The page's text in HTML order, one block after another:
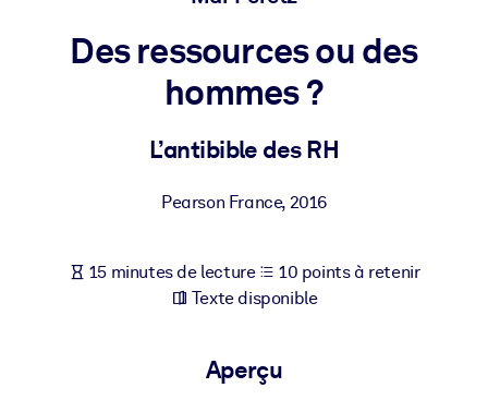
LMS/LXP pour de meilleurs résultats d'apprentissage.
Pour bibliothèques d'entreprise
commerciales fiables et prêtes à l'emploi.
Pour les systèmes d’IA
structurées pour améliorer les résultats.
Des ressources ou des
hommes ?
L’antibible des RH
Pearson France, 2016
15 minutes de lecture
10 points à retenir
Texte disponible
Aperçu